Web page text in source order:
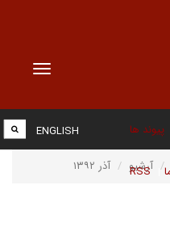
Toggle
پیوند ها
RSS
ENGLISH
آرشیو آذر ۱۳۹۲